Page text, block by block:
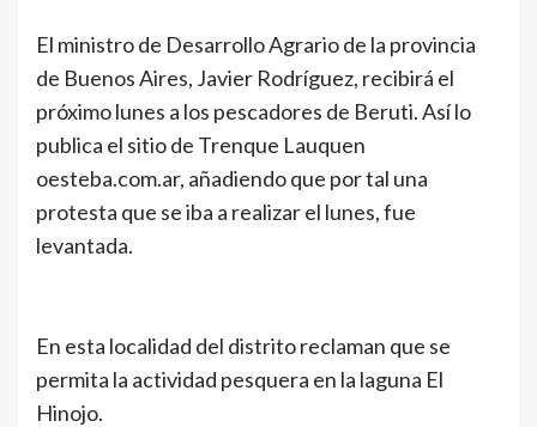
El ministro de Desarrollo Agrario de la provincia
de Buenos Aires, Javier Rodríguez, recibirá el
próximo lunes a los pescadores de Beruti. Así lo
publica el sitio de Trenque Lauquen
oesteba.com.ar, añadiendo que por tal una
protesta que se iba a realizar el lunes, fue
levantada.
En esta localidad del distrito reclaman que se
permita la actividad pesquera en la laguna El
Hinojo.